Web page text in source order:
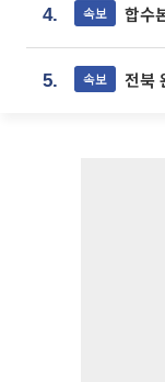
4. 속보 합수본,
5. 속보 전북